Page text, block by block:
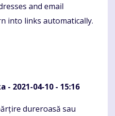
and email
into links automatically.
- 2021-04-10 - 15:16
dureroasă sau